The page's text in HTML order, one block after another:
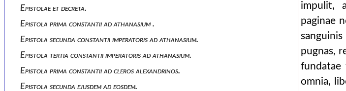
Epistolae et decreta.
Epistola prima constantii ad athanasium .
Epistola secunda constantii imperatoris ad athanasium.
Epistola tertia constantii imperatoris ad athanasium.
Epistola prima constantii ad cleros alexandrinos.
Epistola secunda ejusdem ad eosdem.
impulit,
paginae
pugnas,
fundatae
omnia,